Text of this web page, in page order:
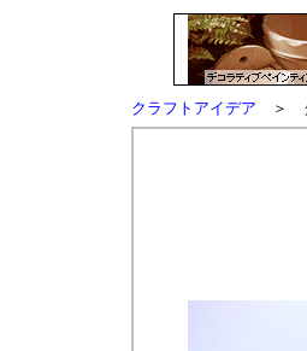
クラフトアイデア ＞ グ